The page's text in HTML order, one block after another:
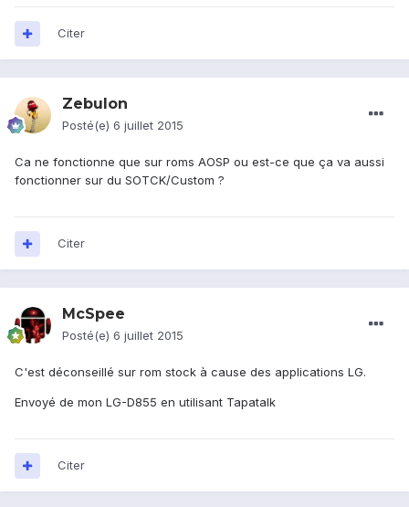
Citer
Zebulon
Posté(e) 6 juillet 2015
Ca ne fonctionne que sur roms AOSP ou est-ce que ça va aussi
fonctionner sur du SOTCK/Custom ?
Citer
McSpee
Posté(e) 6 juillet 2015
C'est déconseillé sur rom stock à cause des applications LG.
Envoyé de mon LG-D855 en utilisant Tapatalk
Citer